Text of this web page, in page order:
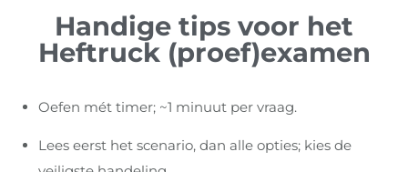
Handige tips voor het
Heftruck (proef)examen
Oefen mét timer; ~1 minuut per vraag.
Lees eerst het scenario, dan alle opties; kies de